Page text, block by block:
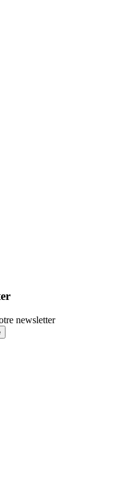
newsletter